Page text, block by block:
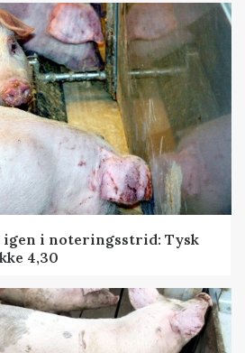
igen i noteringsstrid: Tysk
4,30